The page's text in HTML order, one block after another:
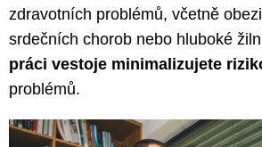
zdravotních problémů, včetně
srdečních chorob nebo hluboké
práci vestoje minimalizujete
problémů.